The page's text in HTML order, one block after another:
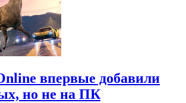
впервые добавили
но не на ПК